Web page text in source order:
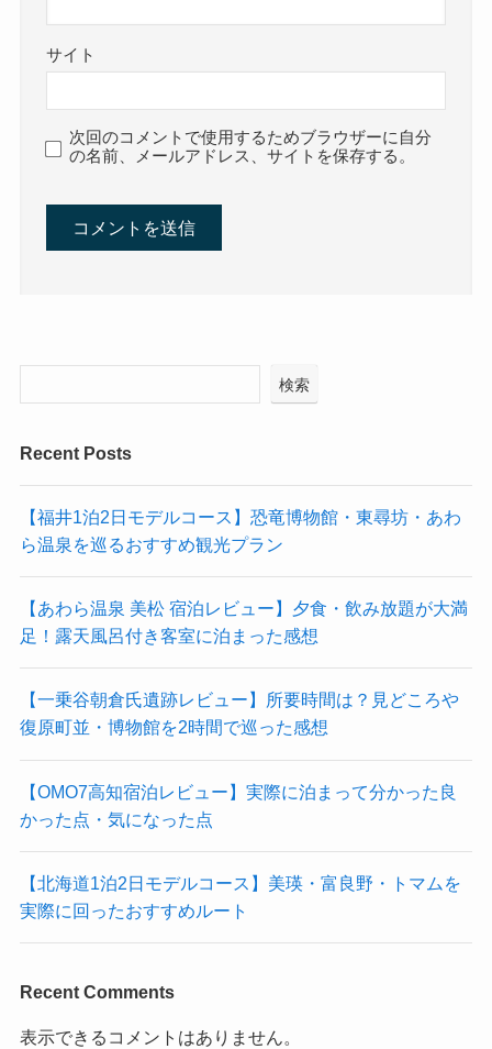
サイト
次回のコメントで使用するためブラウザーに自分
の名前、メールアドレス、サイトを保存する。
検索
Recent Posts
【福井1泊2日モデルコース】恐竜博物館・東尋坊・あわ
ら温泉を巡るおすすめ観光プラン
【あわら温泉 美松 宿泊レビュー】夕食・飲み放題が大満
足！露天風呂付き客室に泊まった感想
【一乗谷朝倉氏遺跡レビュー】所要時間は？見どころや
復原町並・博物館を2時間で巡った感想
【OMO7高知宿泊レビュー】実際に泊まって分かった良
かった点・気になった点
【北海道1泊2日モデルコース】美瑛・富良野・トマムを
実際に回ったおすすめルート
Recent Comments
表示できるコメントはありません。